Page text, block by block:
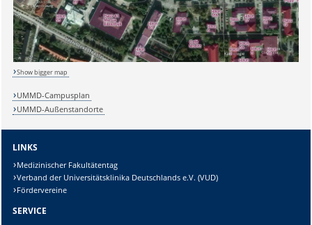
Show bigger map
UMMD-Campusplan
UMMD-Außenstandorte
LINKS
Medizinischer Fakultätentag
Verband der Universitätsklinika Deutschlands e.V. (VUD)
Fördervereine
SERVICE